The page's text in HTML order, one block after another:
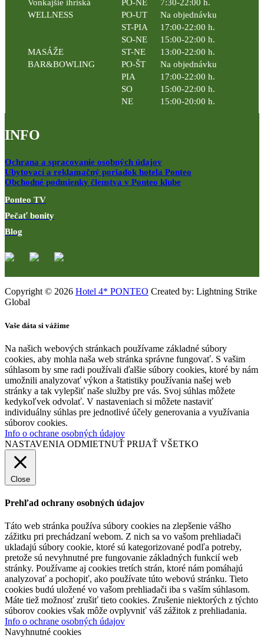
Vonkajšie ihriská PO-NE
7:30-22:00 h.
WELLNESS
PO-UT
Na objednávku
ST-PIA
17:00-22:00 h.
SO-NE
15:00-22:00 h.
MASÁŽE
ST-NE
13:00-22:00 h.
BAR&BOWLING
PO-ŠT
Na objednávku
PIA
17:00-22:00 h.
SO
15:00-22:00 h.
NE
15:00-20:00 h.
INFO
Ochrana a spracovanie osobných údajov
Ubytovací a reklamačný poriadok hotela Ponteo
Obchodné podmienky členstva v Ponteo klube
Ponteo TV
Pečať bonity
Blog
Copyright © 2026 Hotel 4* PONTEO Created by: Lightning Strike
Global
Vaše dáta si vážime
Na našich webových stránkach používame základné súbory
cookies, aby mohla naša web stránka správne fungovať. S vašim
súhlasom by sme radi používali ďalšie súbory cookies, ktoré by nám
umožnili analyzovať výkon a štatistiky používania našej web
stránky a tak vylepšiť naše služby pre vás. Svoj súhlas môžete
kedykoľvek odvolať. V nastaveniach si môžete nastaviť
individuálny súhlas pre jednotlivé účely generovania a využívania
súborov cookies.
Info o ochrane osobných údajov
NASTAVENIA ODMIETNUŤ PRIJAŤ VŠETKO
Close
Prehľad ochrany osobných údajov
Táto web stránka používa súbory cookies na zlepšenie vášho
zážitku pri prechádzaní webom. Z nich sa vo vašom prehliadači
ukladajú súbory cookie, ktoré sú kategorizované podľa potreby,
pretože sú nevyhnutné pre fungovanie základných funkcií web
stránky. Používame aj cookies tretích strán, ktoré nám pomáhajú
analyzovať a pochopiť, ako používate túto webovú stránku. Tieto
cookies budú uložené vo vašom prehliadači iba s vaším súhlasom.
Máte tiež možnosť zrušiť tieto cookies. Zrušenie niektorých z týchto
súborov cookies však môže ovplyvniť váš zážitok z prehliadania.
Info o ochrane osobných údajov
Navyhnutné cookies